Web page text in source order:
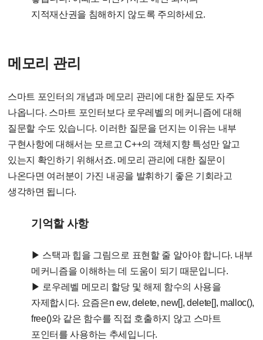
지적재산권을 침해하지 않도록 주의하세요.
메모리 관리
스마트 포인터의 개념과 메모리 관리에 대한 질문도 자주
나옵니다. 스마트 포인터보다 로우레벨의 메커니즘에 대해
질문할 수도 있습니다. 이러한 질문을 던지는 이유는 내부
구현사항에 대해서는 모르고 C++의 객체지향 특성만 알고
있는지 확인하기 위해서죠. 메모리 관리에 대한 질문이
나온다면 여러분이 가진 내공을 발휘하기 좋은 기회라고
생각하면 됩니다.
기억할 사항
▶ 스택과 힙을 그림으로 표현할 줄 알아야 합니다. 내부
메커니즘을 이해하는 데 도움이 되기 때문입니다.
▶ 로우레벨 메모리 할당 및 해제 함수의 사용을
자제합시다. 요즘은n ew, delete, new[], delete[], malloc(),
free()와 같은 함수를 직접 호출하지 않고 스마트
포인터를 사용하는 추세입니다.